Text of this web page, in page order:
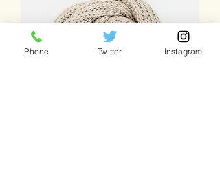
Phone Twitter Instagram